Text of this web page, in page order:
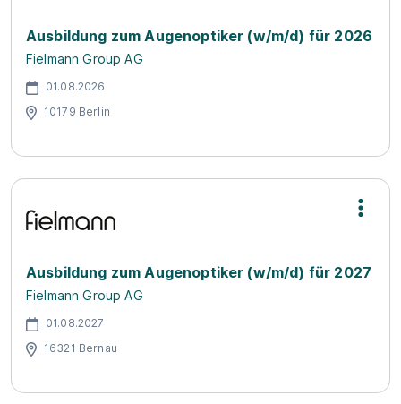
Ausbildung zum Augenoptiker (w/m/d) für 2026
Fielmann Group AG
01.08.2026
10179 Berlin
Ausbildung zum Augenoptiker (w/m/d) für 2027
Fielmann Group AG
01.08.2027
16321 Bernau